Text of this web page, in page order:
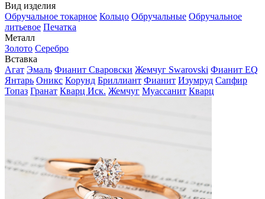
Вид изделия
Обручальное токарное Кольцо Обручальные Обручальное
литьевое Печатка
Металл
Золото Серебро
Вставка
Агат Эмаль Фианит Сваровски Жемчуг Swarovski Фианит EQ
Янтарь Оникс Корунд Бриллиант Фианит Изумруд Сапфир
Топаз Гранат Кварц Иск. Жемчуг Муассанит Кварц